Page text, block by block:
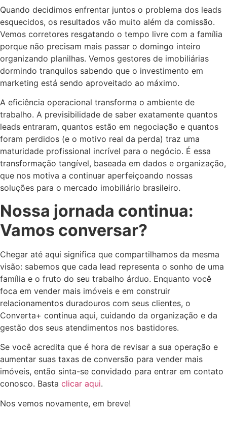
Quando decidimos enfrentar juntos o problema dos leads
esquecidos, os resultados vão muito além da comissão.
Vemos corretores resgatando o tempo livre com a família
porque não precisam mais passar o domingo inteiro
organizando planilhas. Vemos gestores de imobiliárias
dormindo tranquilos sabendo que o investimento em
marketing está sendo aproveitado ao máximo.
A eficiência operacional transforma o ambiente de
trabalho. A previsibilidade de saber exatamente quantos
leads entraram, quantos estão em negociação e quantos
foram perdidos (e o motivo real da perda) traz uma
maturidade profissional incrível para o negócio. É essa
transformação tangível, baseada em dados e organização,
que nos motiva a continuar aperfeiçoando nossas
soluções para o mercado imobiliário brasileiro.
Nossa jornada continua:
Vamos conversar?
Chegar até aqui significa que compartilhamos da mesma
visão: sabemos que cada lead representa o sonho de uma
família e o fruto do seu trabalho árduo. Enquanto você
foca em vender mais imóveis e em construir
relacionamentos duradouros com seus clientes, o
Converta+ continua aqui, cuidando da organização e da
gestão dos seus atendimentos nos bastidores.
Se você acredita que é hora de revisar a sua operação e
aumentar suas taxas de conversão para vender mais
imóveis, então sinta-se convidado para entrar em contato
conosco. Basta clicar aqui.
Nos vemos novamente, em breve!